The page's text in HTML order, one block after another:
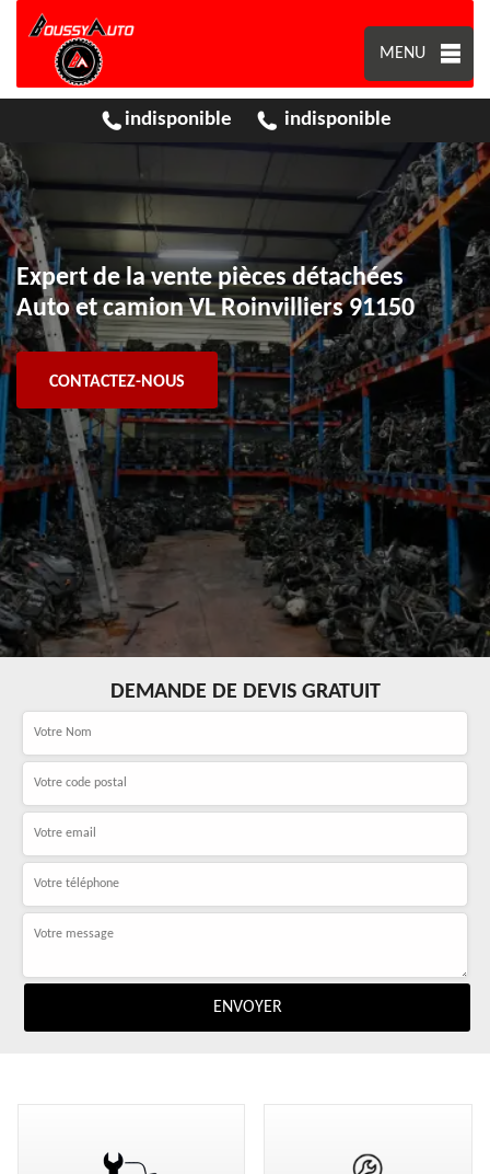
MENU
indisponible indisponible
Expert de la vente pièces détachées
Auto et camion VL Roinvilliers 91150
CONTACTEZ-NOUS
DEMANDE DE DEVIS GRATUIT